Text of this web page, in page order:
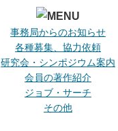
事務局からのお知らせ
各種募集、協力依頼
研究会・シンポジウム案内
会員の著作紹介
ジョブ・サーチ
その他